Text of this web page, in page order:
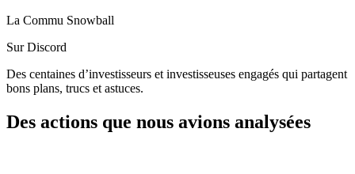
La Commu Snowball
Sur Discord
Des centaines d’investisseurs et investisseuses engagés qui partagent
bons plans, trucs et astuces.
Des actions que nous avions analysées